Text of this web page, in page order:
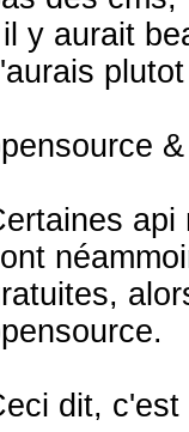
y aurait
api
dit,